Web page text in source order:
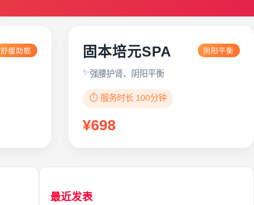
舒缓助眠 固本培元SPA 阴阳平衡
强腰护肾、阴阳平衡
⏱️ 服务时长 100分钟
¥698
最近发表